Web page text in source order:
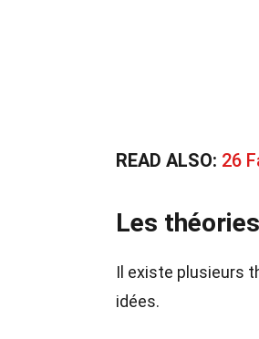
READ ALSO: 26
Les
Il existe plusieurs
idées.